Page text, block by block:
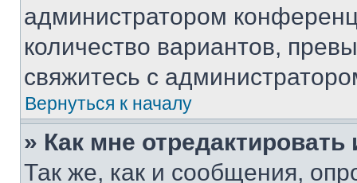
администратором
количество вариантов,
свяжитесь с
Вернуться к началу
» Как мне
Так же, как и сообщения,